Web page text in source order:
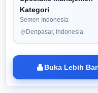
Kategori
Semen Indonesia
Denpasar, Indonesia
Buka Lebih